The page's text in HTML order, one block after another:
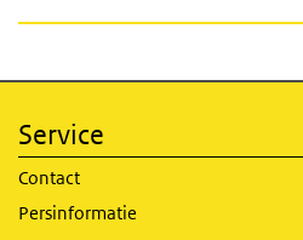
Service
Contact
Persinformatie